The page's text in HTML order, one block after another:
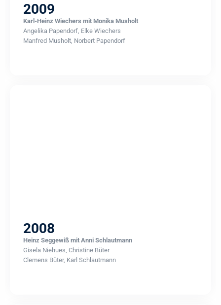
2009
Karl-Heinz Wiechers mit Monika Musholt
Angelika Papendorf, Elke Wiechers
Manfred Musholt, Norbert Papendorf
2008
Heinz Seggewiß mit Anni Schlautmann
Gisela Niehues, Christine Büter
Clemens Büter, Karl Schlautmann